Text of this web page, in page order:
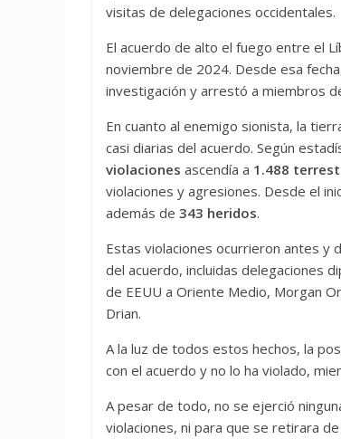
visitas de delegaciones occidentales.
El acuerdo de alto el fuego entre el
noviembre de 2024. Desde esa
investigación y arrestó a miembros
En cuanto al enemigo sionista, la
casi diarias del acuerdo. Según
violaciones ascendía a 1.488
violaciones y agresiones. Desde el
además de 343 heridos.
Estas violaciones ocurrieron antes y
del acuerdo, incluidas delegaciones
de EEUU a Oriente Medio, Morgan
Drian.
A la luz de todos estos hechos, la
con el acuerdo y no lo ha violado,
A pesar de todo, no se ejerció
violaciones, ni para que se retirara